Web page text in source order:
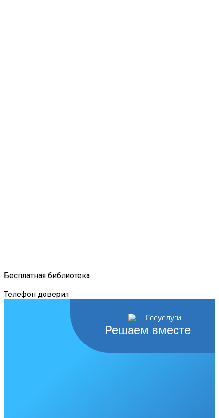
Бесплатная библиотека
Телефон доверия
Решаем вместе